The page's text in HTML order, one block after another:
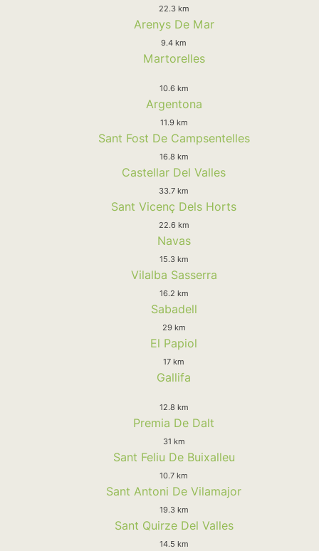
22.3 km
Arenys De Mar
9.4 km
Martorelles
10.6 km
Argentona
11.9 km
Sant Fost De Campsentelles
16.8 km
Castellar Del Valles
33.7 km
Sant Vicenç Dels Horts
22.6 km
Navas
15.3 km
Vilalba Sasserra
16.2 km
Sabadell
29 km
El Papiol
17 km
Gallifa
12.8 km
Premia De Dalt
31 km
Sant Feliu De Buixalleu
10.7 km
Sant Antoni De Vilamajor
19.3 km
Sant Quirze Del Valles
14.5 km